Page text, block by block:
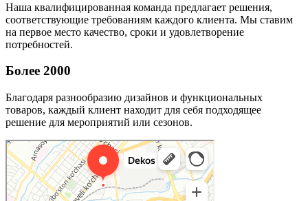
Наша квалифицированная команда предлагает решения,
соответствующие требованиям каждого клиента. Мы ставим
на первое место качество, сроки и удовлетворение
потребностей.
Более 2000
Благодаря разнообразию дизайнов и функциональных
товаров, каждый клиент находит для себя подходящее
решение для мероприятий или сезонов.